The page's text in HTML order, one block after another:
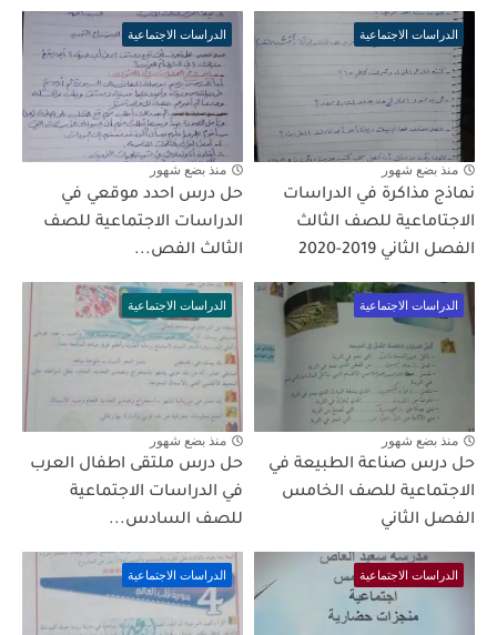
الدراسات الاجتماعية
منذ بضع شهور
نماذج مذاكرة في الدراسات
الاجتاماعية للصف الثالث
الفصل الثاني 2019-2020
الدراسات الاجتماعية
منذ بضع شهور
حل درس احدد موقعي في
الدراسات الاجتماعية للصف
الثالث الفص...
الدراسات الاجتماعية
منذ بضع شهور
حل درس صناعة الطبيعة في
الاجتماعية للصف الخامس
الفصل الثاني
الدراسات الاجتماعية
منذ بضع شهور
حل درس ملتقى اطفال العرب
في الدراسات الاجتماعية
للصف السادس...
الدراسات الاجتماعية الدراسات الاجتماعية